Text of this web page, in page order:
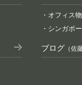
・オフィス
・シンガポ
ブログ （佐